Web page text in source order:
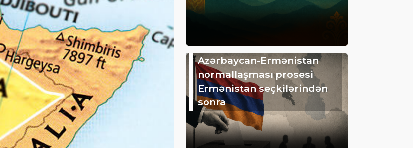
Azərbaycan-Ermənistan
normallaşması prosesi
Ermənistan seçkilərindən
sonra